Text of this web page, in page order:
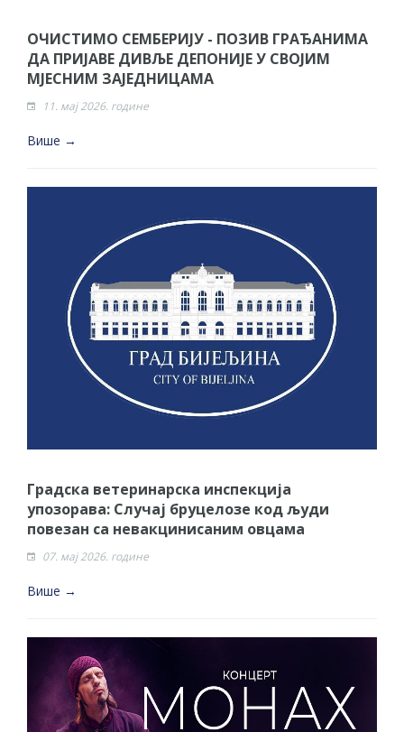
ОЧИСТИМО СЕМБЕРИЈУ - ПОЗИВ ГРАЂАНИМА
ДА ПРИЈАВЕ ДИВЉЕ ДЕПОНИЈЕ У СВОЈИМ
МЈЕСНИМ ЗАЈЕДНИЦАМА
11. мај 2026. године
Више →
Градска ветеринарска инспекција
упозорава: Случај бруцелозе код људи
повезан са невакцинисаним овцама
07. мај 2026. године
Више →